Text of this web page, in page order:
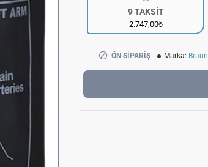
9 TAKSİT
2.747,00₺
ÖN SIPARIŞ Marka: Braun